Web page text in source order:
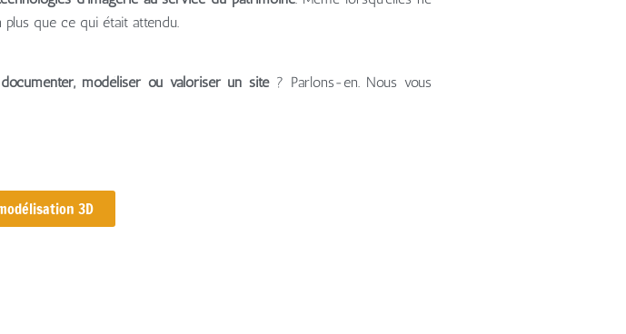
que ce qui était attendu.
modéliser ou valoriser un site? Parlons-en. Nous vous
3D